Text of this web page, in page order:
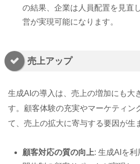
の結果、企業は人員配置を見直
営が実現可能になります。
売上アップ
生成AIの導入は、売上の増加にも大
す。顧客体験の充実やマーケティン
て、売上の拡大に寄与する要因が生
顧客対応の質の向上: 生成AIを